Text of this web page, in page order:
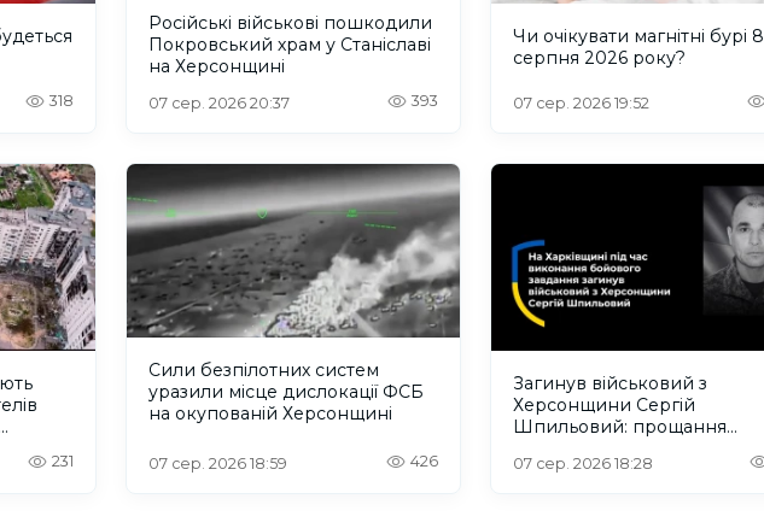
318
Російські військові пошкодили
Покровський храм у Станіславі
на Херсонщині
07 сер. 2026 20:37 393
Чи очікувати магнітні бурі 8
серпня 2026 року?
07 сер. 2026 19:52
231
Сили безпілотних систем
уразили місце дислокації ФСБ
на окупованій Херсонщині
07 сер. 2026 18:59 426
Загинув військовий з
Херсонщини Сергій
Шпильовий: прощання
07 сер. 2026 18:28